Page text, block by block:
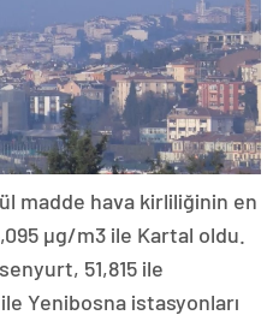
madde hava kirliliğinin en
µg/m3 ile Kartal oldu.
51,815 ile
Yenibosna istasyonları